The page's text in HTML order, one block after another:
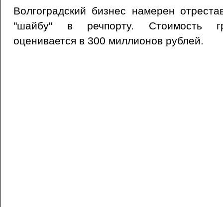
Волгоградский бизнес намерен
"шайбу" в речпорту. Стоимость
оценивается в 300 миллионов рублей.